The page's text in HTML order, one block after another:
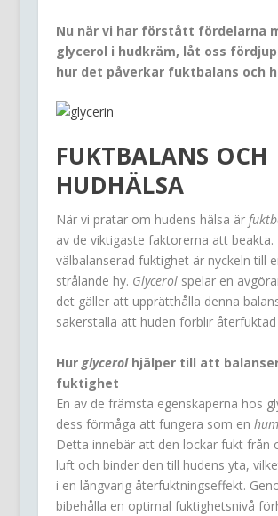
Nu när vi har förstått fördelarna
glycerol i hudkräm, låt oss
hur det påverkar fuktbalans och
FUKTBALANS OCH
HUDHÄLSA
När vi pratar om hudens hälsa är
av de viktigaste faktorerna att beakta.
välbalanserad fuktighet är nyckeln till
strålande hy. Glycerolspelar en
det gäller att upprätthålla denna
säkerställa att huden förblir
Hur glycerolhjälper till att
fuktighet
En av de främsta egenskaperna hos
dess förmåga att fungera som en
Detta innebär att den lockar fukt från
luft och binder den till hudens yta,
i en långvarig återfuktningseffekt.
bibehålla en optimal fuktighetsnivå